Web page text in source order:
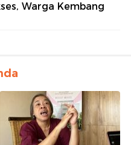
Warga Kembang